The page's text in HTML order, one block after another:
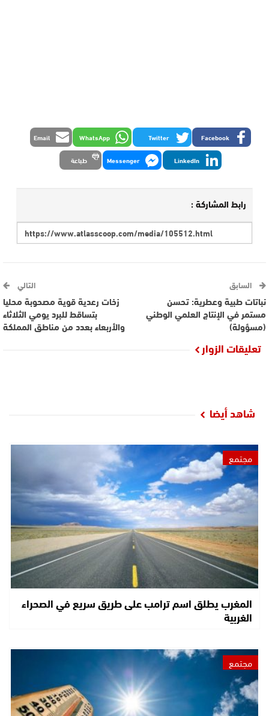
Facebook
Twitter
WhatsApp
Email
LinkedIn
Messenger طباعة
رابط المشاركة :
السابق
نباتات طبية وعطرية: تحسن
مستمر في الإنتاج العلمي الوطني
(مسؤولة)
التالي
زخات رعدية قوية مصحوبة محليا
بتساقط للبرد يومي الثلاثاء
والأربعاء بعدد من مناطق المملكة
تعليقات الزوار
شاهد أيضا
مجتمع
المغرب يطلق اسم ترامب على طريق سريع في الصحراء
الغربية
مجتمع